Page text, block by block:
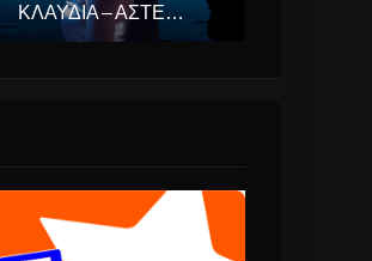
ΚΛΑΥΔΊΑ – ΑΣΤΕΡΟΜΆΤΑ (EUROVISION ΕΛΛΆΔΑ 2025)